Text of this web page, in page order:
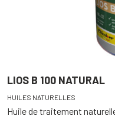
LIOS B 100 NATURAL
HUILES NATURELLES
Huile de traitement